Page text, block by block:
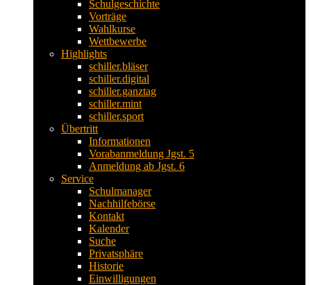
Schulgeschichte
Vorträge
Wahlkurse
Wettbewerbe
Highlights
schiller.bläser
schiller.digital
schiller.ganztag
schiller.mint
schiller.sport
Übertritt
Informationen
Vorabanmeldung Jgst. 5
Anmeldung ab Jgst. 6
Service
Schulmanager
Nachhilfebörse
Kontakt
Kalender
Suche
Privatsphäre
Historie
Einwilligungen